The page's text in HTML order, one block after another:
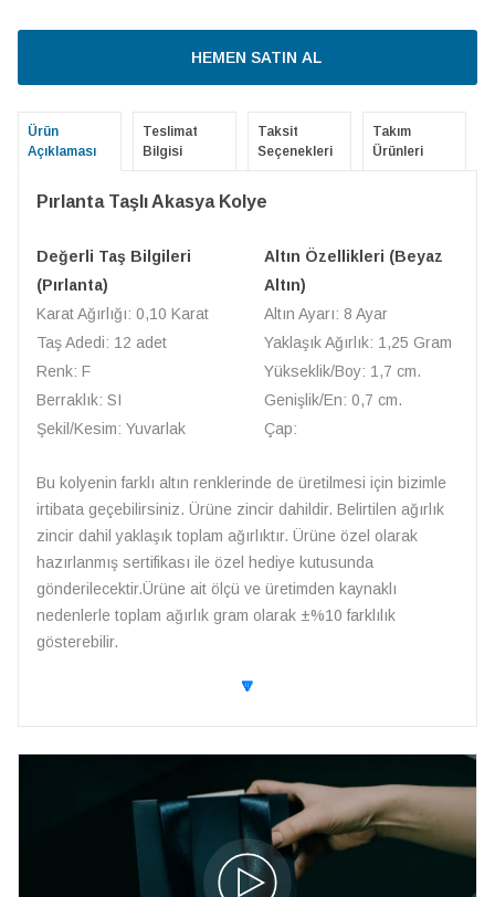
HEMEN SATIN AL
Ürün
Açıklaması
Teslimat
Bilgisi
Taksit
Seçenekleri
Takım
Ürünleri
Pırlanta Taşlı Akasya Kolye
Değerli Taş Bilgileri
(Pırlanta)
Karat Ağırlığı: 0,10 Karat
Taş Adedi: 12 adet
Renk: F
Berraklık: SI
Şekil/Kesim: Yuvarlak
Altın Özellikleri (Beyaz
Altın)
Altın Ayarı: 8 Ayar
Yaklaşık Ağırlık: 1,25 Gram
Yükseklik/Boy: 1,7 cm.
Genişlik/En: 0,7 cm.
Çap:
Bu kolyenin farklı altın renklerinde de üretilmesi için bizimle
irtibata geçebilirsiniz. Ürüne zincir dahildir. Belirtilen ağırlık
zincir dahil yaklaşık toplam ağırlıktır. Ürüne özel olarak
hazırlanmış sertifikası ile özel hediye kutusunda
gönderilecektir.Ürüne ait ölçü ve üretimden kaynaklı
nedenlerle toplam ağırlık gram olarak ±%10 farklılık
gösterebilir.
🔽